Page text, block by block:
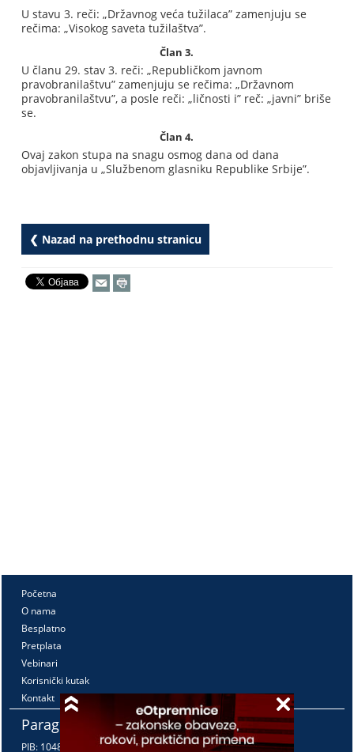
U stavu 3. reči: „Državnog veća tužilaca” zamenjuju se
rečima: „Visokog saveta tužilaštva”.
Član 3.
U članu 29. stav 3. reči: „Republičkom javnom
pravobranilaštvu” zamenjuju se rečima: „Državnom
pravobranilaštvu”, a posle reči: „ličnosti i” reč: „javni” briše
se.
Član 4.
Ovaj zakon stupa na snagu osmog dana od dana
objavljivanja u „Službenom glasniku Republike Srbije”.
❮ Nazad na prethodnu stranicu
Početna
O nama
Besplatno
Pretplata
Vebinari
Korisnički kutak
Kontakt
Paragraf Lex d.o.o.
PIB: 104830593